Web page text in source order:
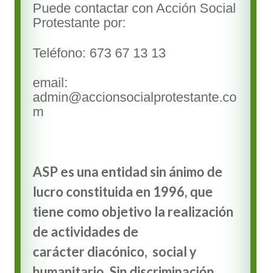
Puede contactar con Acción Social
Protestante por:
Teléfono: 673 67 13 13
email:
admin@accionsocialprotestante.co
m
ASP es una entidad sin ánimo de
lucro constituida en 1996, que
tiene como objetivo la realización
de actividades de
carácter diacónico, social y